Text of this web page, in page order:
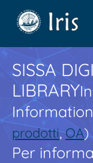
SISSA
LIBRARY
prodotti,OA)
Per